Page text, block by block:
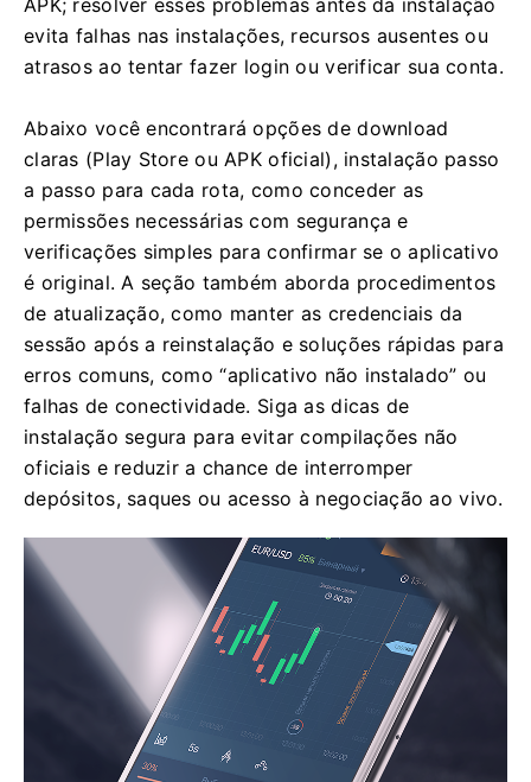
APK; resolver esses problemas antes da instalação
evita falhas nas instalações, recursos ausentes ou
atrasos ao tentar fazer login ou verificar sua conta.
Abaixo você encontrará opções de download
claras (Play Store ou APK oficial), instalação passo
a passo para cada rota, como conceder as
permissões necessárias com segurança e
verificações simples para confirmar se o aplicativo
é original. A seção também aborda procedimentos
de atualização, como manter as credenciais da
sessão após a reinstalação e soluções rápidas para
erros comuns, como “aplicativo não instalado” ou
falhas de conectividade. Siga as dicas de
instalação segura para evitar compilações não
oficiais e reduzir a chance de interromper
depósitos, saques ou acesso à negociação ao vivo.